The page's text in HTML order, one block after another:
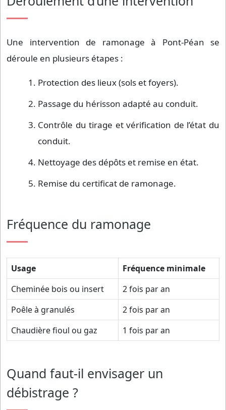
Une intervention de ramonage à Pont-Péan se
déroule en plusieurs étapes :
Protection des lieux (sols et foyers).
Passage du hérisson adapté au conduit.
Contrôle du tirage et vérification de l’état du
conduit.
Nettoyage des dépôts et remise en état.
Remise du certificat de ramonage.
Fréquence du ramonage
Usage
Fréquence minimale
Cheminée bois ou insert
2 fois par an
Poêle à granulés
2 fois par an
Chaudière fioul ou gaz
1 fois par an
Quand faut-il envisager un
débistrage ?